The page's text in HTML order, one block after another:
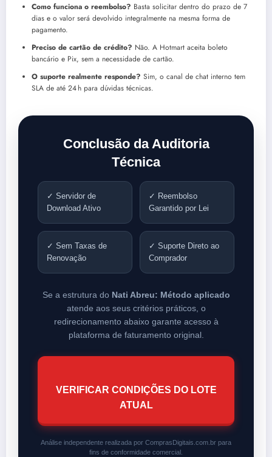
Como funciona o reembolso? Basta solicitar dentro do prazo de 7
dias e o valor será devolvido integralmente na mesma forma de
pagamento.
Preciso de cartão de crédito? Não. A Hotmart aceita boleto
bancário e Pix, sem a necessidade de cartão.
O suporte realmente responde? Sim, o canal de chat interno tem
SLA de até 24 h para dúvidas técnicas.
Conclusão da Auditoria
Técnica
✓ Servidor de
Download Ativo
✓ Reembolso
Garantido por Lei
✓ Sem Taxas de
Renovação
✓ Suporte Direto ao
Comprador
Se a estrutura do Nati Abreu: Método aplicado
atende aos seus critérios práticos, o
redirecionamento abaixo garante acesso à
plataforma de faturamento original.
VERIFICAR CONDIÇÕES DO LOTE
ATUAL
Análise independente realizada por ComprasDigitais.com.br para
fins de conformidade comercial.